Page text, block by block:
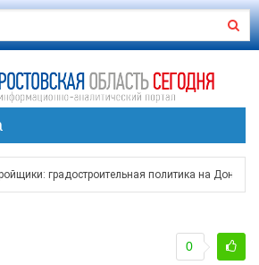
градостроительная политика на Дону
библиотеке Таганрога открылась
0